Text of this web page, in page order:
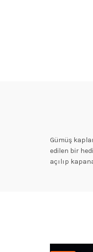
Gümüş
edilen bir
açılıp